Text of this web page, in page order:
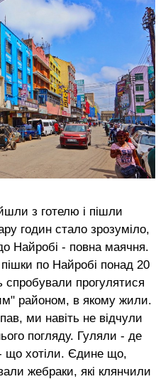
з готелю і пішли
годин стало зрозуміло,
Найробі - повна маячня.
по Найробі понад 20
спробували прогулятися
районом, в якому жили.
ми навіть не відчули
погляду. Гуляли - де
що хотіли. Єдине що,
жебраки, які клянчили